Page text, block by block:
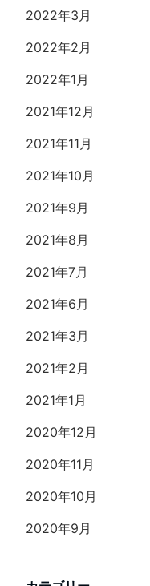
2022年3月
2022年2月
2022年1月
2021年12月
2021年11月
2021年10月
2021年9月
2021年8月
2021年7月
2021年6月
2021年3月
2021年2月
2021年1月
2020年12月
2020年11月
2020年10月
2020年9月